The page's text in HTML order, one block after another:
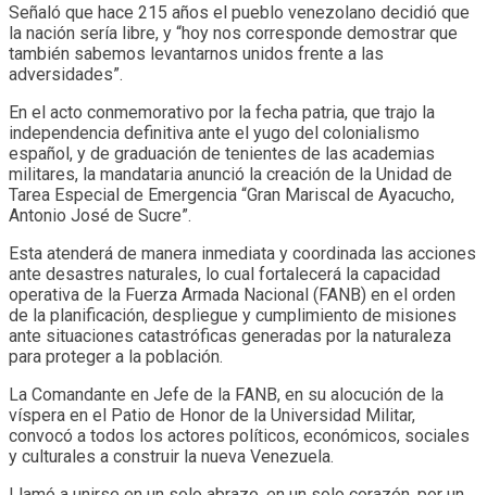
Señaló que hace 215 años el pueblo venezolano decidió que
la nación sería libre, y “hoy nos corresponde demostrar que
también sabemos levantarnos unidos frente a las
adversidades”.
En el acto conmemorativo por la fecha patria, que trajo la
independencia definitiva ante el yugo del colonialismo
español, y de graduación de tenientes de las academias
militares, la mandataria anunció la creación de la Unidad de
Tarea Especial de Emergencia “Gran Mariscal de Ayacucho,
Antonio José de Sucre”.
Esta atenderá de manera inmediata y coordinada las acciones
ante desastres naturales, lo cual fortalecerá la capacidad
operativa de la Fuerza Armada Nacional (FANB) en el orden
de la planificación, despliegue y cumplimiento de misiones
ante situaciones catastróficas generadas por la naturaleza
para proteger a la población.
La Comandante en Jefe de la FANB, en su alocución de la
víspera en el Patio de Honor de la Universidad Militar,
convocó a todos los actores políticos, económicos, sociales
y culturales a construir la nueva Venezuela.